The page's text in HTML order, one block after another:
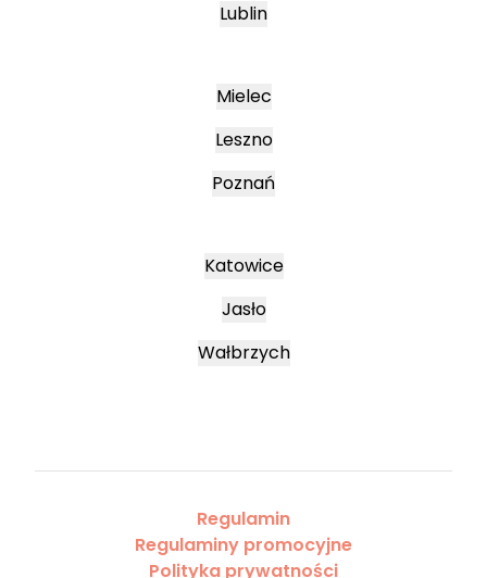
Lublin
Mielec
Leszno
Poznań
Katowice
Jasło
Wałbrzych
Regulamin
Regulaminy promocyjne
Polityka prywatności